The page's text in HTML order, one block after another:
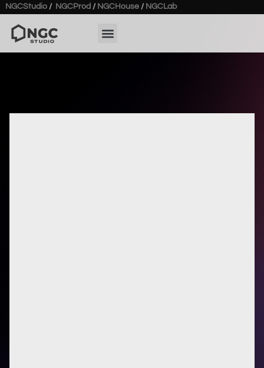
NGCStudio / NGCProd / NGCHouse / NGCLab